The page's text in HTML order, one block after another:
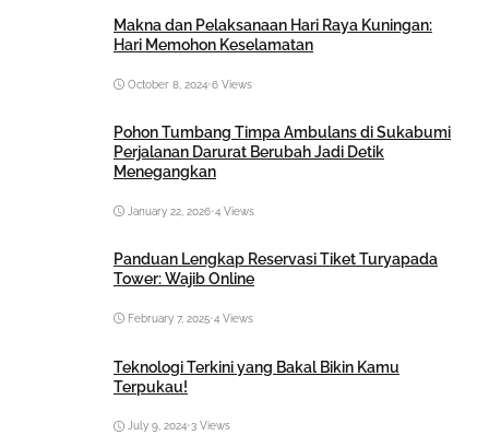
Makna dan Pelaksanaan Hari Raya Kuningan:
Hari Memohon Keselamatan
October 8, 2024•6 Views
Pohon Tumbang Timpa Ambulans di Sukabumi
Perjalanan Darurat Berubah Jadi Detik
Menegangkan
January 22, 2026•4 Views
Panduan Lengkap Reservasi Tiket Turyapada
Tower: Wajib Online
February 7, 2025•4 Views
Teknologi Terkini yang Bakal Bikin Kamu
Terpukau!
July 9, 2024•3 Views